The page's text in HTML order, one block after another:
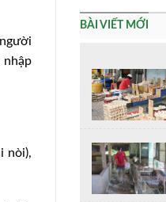
nhập
nòi),
BÀI VIẾT MỚI